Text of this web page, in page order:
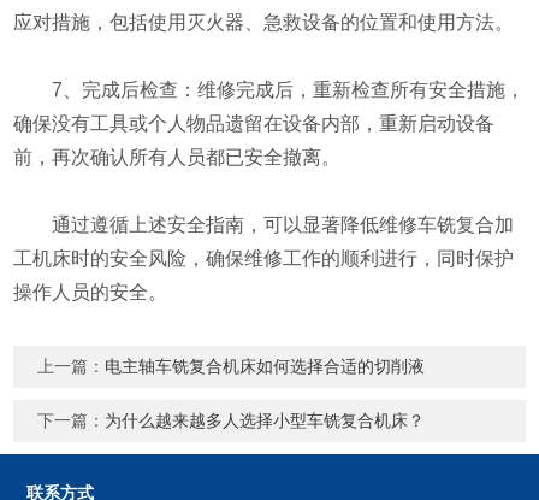
应对措施，包括使用灭火器、急救设备的位置和使用方法。
7、完成后检查：维修完成后，重新检查所有安全措施，
确保没有工具或个人物品遗留在设备内部，重新启动设备
前，再次确认所有人员都已安全撤离。
通过遵循上述安全指南，可以显著降低维修车铣复合加
工机床时的安全风险，确保维修工作的顺利进行，同时保护
操作人员的安全。
上一篇： 电主轴车铣复合机床如何选择合适的切削液
下一篇： 为什么越来越多人选择小型车铣复合机床？
联系方式